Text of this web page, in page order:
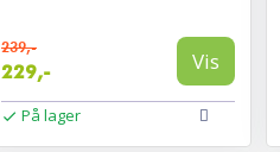
239,-
229,- Vis
På lager